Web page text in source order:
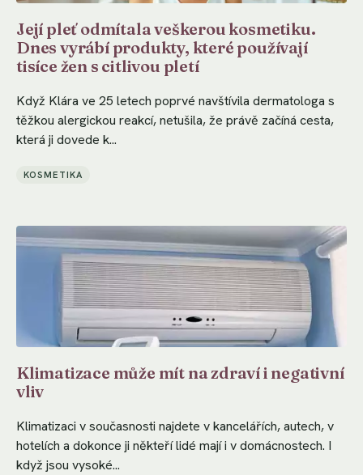
Její pleť odmítala veškerou kosmetiku.
Dnes vyrábí produkty, které používají
tisíce žen s citlivou pletí
Když Klára ve 25 letech poprvé navštívila dermatologa s
těžkou alergickou reakcí, netušila, že právě začíná cesta,
která ji dovede k...
KOSMETIKA
Klimatizace může mít na zdraví i negativní
vliv
Klimatizaci v současnosti najdete v kancelářích, autech, v
hotelích a dokonce ji někteří lidé mají i v domácnostech. I
když jsou vysoké...